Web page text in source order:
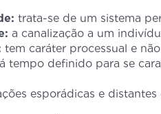
trata-se de um sistema
a canalização a um
tem caráter processual e
tempo definido para se
esporádicas e